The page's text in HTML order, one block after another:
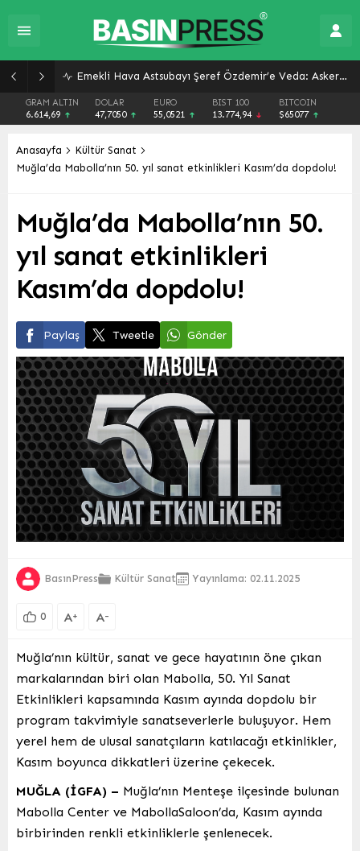
Emekli Hava Astsubayı Şeref Özdemir’e Veda: Askere Uğurlanışının Ardından Trajik Kaza Sonucu Kaybı
GRAM ALTIN
6.614,69
DOLAR
47,7050
EURO
55,0521
BIST 100
13.774,94
BITCOIN
$65077
Anasayfa
Kültür Sanat
Muğla’da Mabolla’nın 50. yıl sanat etkinlikleri Kasım’da dopdolu!
Muğla’da Mabolla’nın 50.
yıl sanat etkinlikleri
Kasım’da dopdolu!
Paylaş Tweetle Gönder
BasınPress Kültür Sanat Yayınlama: 02.11.2025
0 A+ A-
Muğla’nın kültür, sanat ve gece hayatının öne çıkan
markalarından biri olan Mabolla, 50. Yıl Sanat
Etkinlikleri kapsamında Kasım ayında dopdolu bir
program takvimiyle sanatseverlerle buluşuyor. Hem
yerel hem de ulusal sanatçıların katılacağı etkinlikler,
Kasım boyunca dikkatleri üzerine çekecek.
MUĞLA (İGFA) – Muğla’nın Menteşe ilçesinde bulunan
Mabolla Center ve MabollaSaloon’da, Kasım ayında
birbirinden renkli etkinliklerle şenlenecek.